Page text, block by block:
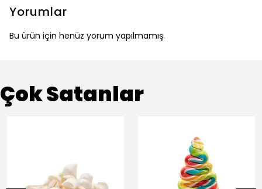
Yorumlar
Bu ürün için henüz yorum yapılmamış.
Çok Satanlar